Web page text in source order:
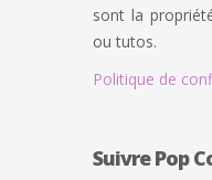
sont la
ou tutos.
Politique de
Suivre Pop